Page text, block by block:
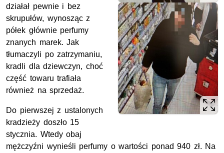
działał pewnie i bez
skrupułów, wynosząc z
półek głównie perfumy
znanych marek. Jak
tłumaczyli po zatrzymaniu,
kradli dla dziewczyn, choć
część towaru trafiała
również na sprzedaż.
Do pierwszej z ustalonych
kradzieży doszło 15
stycznia. Wtedy obaj
mężczyźni wynieśli perfumy o wartości ponad 940 zł. Na